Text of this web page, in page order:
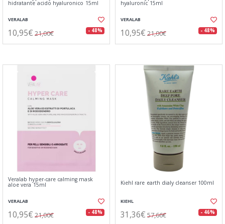
hidratante acido hyaluronico 15ml
VERALAB
10,95€ 21,00€ - 48%
hyaluronic 15ml
VERALAB
10,95€ 21,00€ - 48%
Veralab hyper-care calming mask
aloe vera 15ml
VERALAB
10,95€ 21,00€ - 48%
Kiehl rare earth dialy cleanser 100ml
KIEHL
31,36€ 57,66€ - 46%